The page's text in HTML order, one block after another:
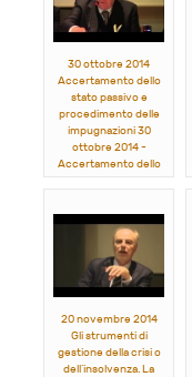
dell’impresa
Michele Monteleone,
Antonio Costa,
Alessandro Silv...
30 ottobre 2014
Accertamento dello
stato passivo e
procedimento delle
impugnazioni 30
ottobre 2014 -
Accertamento dello
impugnazioni
Michele Monteleone,
Antonio Pezzano, Luigi
D’Orazio, Giuseppe
Fauceglia, Giuseppe
Bozza, Tommaso
Manferoce
20 novembre 2014
Gli strumenti di
gestione della crisi o
dell’insolvenza. La